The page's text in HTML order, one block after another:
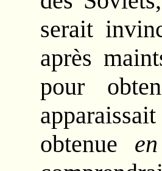
serait
après
pour
obtenue